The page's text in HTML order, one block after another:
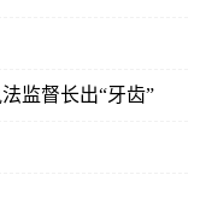
监督长出“牙齿”